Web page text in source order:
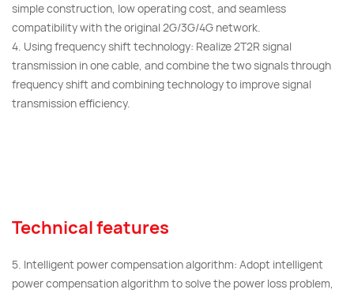
simple construction, low operating cost, and seamless
compatibility with the original 2G/3G/4G network.
4. Using frequency shift technology: Realize 2T2R signal
transmission in one cable, and combine the two signals through
frequency shift and combining technology to improve signal
transmission efficiency.
Technical features
5. Intelligent power compensation algorithm: Adopt intelligent
power compensation algorithm to solve the power loss problem,